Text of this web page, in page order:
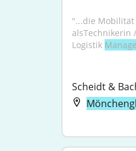
"...die
alsTechnikerin
Logistik
Scheidt &